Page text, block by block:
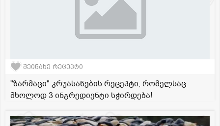
შეინახე რეცეპტი
"ზარმაცი" კრუასანების რეცეპტი, რომელსაც
მხოლოდ 3 ინგრედიენტი სჭირდება!